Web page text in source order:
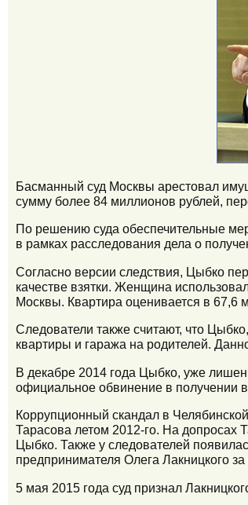
Басманный суд Москвы арестовал
сумму более 84 миллионов рублей,
По решению суда обеспечительные
в рамках расследования дела о
Согласно версии следствия, Цыбко
качестве взятки. Женщина
Москвы. Квартира оценивается в 67,6
Следователи также считают, что
квартиры и гаража на родителей.
В декабре 2014 года Цыбко, уже
официальное обвинение в получении
Коррупционный скандал в
Тарасова летом 2012-го. На допросах
Цыбко. Также у следователей
предпринимателя Олега Лакницкого
5 мая 2015 года суд признал